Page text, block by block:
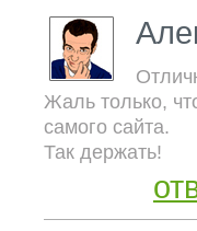
Жаль только,
самого сайта.
Так держать!